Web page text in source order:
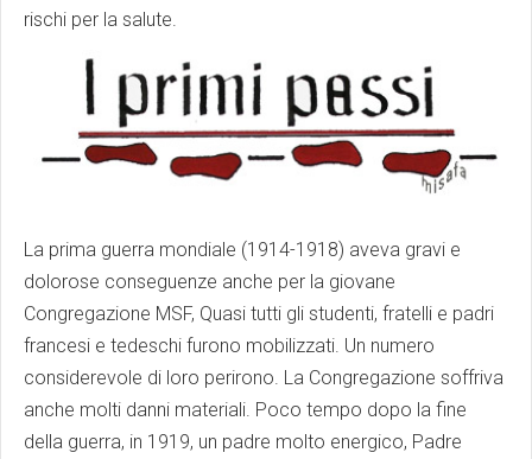
rischi per la salute.
La prima guerra mondiale (1914-1918) aveva gravi e
dolorose conseguenze anche per la giovane
Congregazione MSF, Quasi tutti gli studenti, fratelli e padri
francesi e tedeschi furono mobilizzati. Un numero
considerevole di loro perirono. La Congregazione soffriva
anche molti danni materiali. Poco tempo dopo la fine
della guerra, in 1919, un padre molto energico, Padre